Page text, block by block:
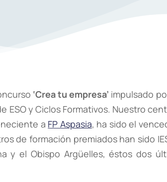
‘Crea tu empresa’ impulsado
ESO y Ciclos Formativos. Nuestro
a FP Aspasia, ha sido el
de formación premiados han sido
y el Obispo Argüelles, éstos dos